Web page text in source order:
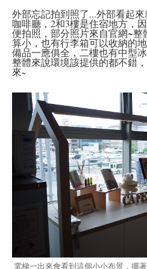
外部忘記拍到照了...外部看起
咖啡廳，2和3樓是住宿地方，
便拍照，部分照片來自官網~
算小，也有行李箱可以收納的
備品一應俱全，二樓也有中型
整體來說環境該提供的都不錯
來~
電梯一出來會看到這個小小布景，擺